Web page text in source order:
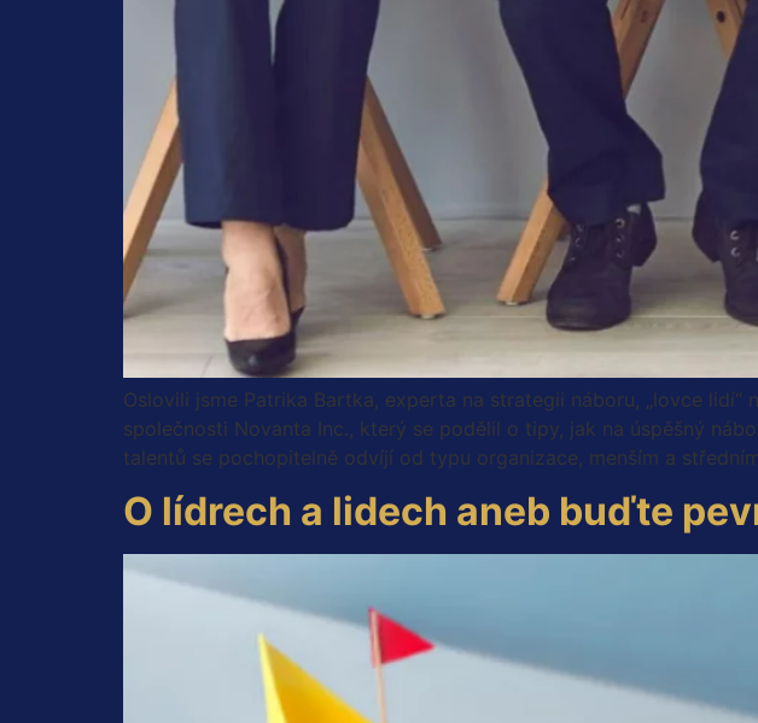
Oslovili jsme Patrika Bartka, experta na strategii náboru, „lovce
společnosti Novanta Inc., který se podělil o tipy, jak na úspěšný
talentů se pochopitelně odvíjí od typu organizace, menším a
O lídrech a lidech aneb buďte